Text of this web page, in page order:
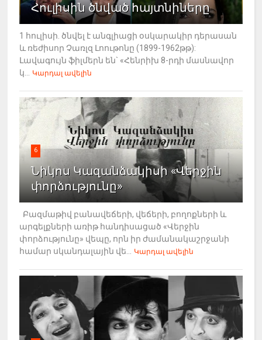
Հուլիսին ծնված հայտնիները
1 հուլիսի. ծնվել է անգլիացի օսկարակիր դերասան
և ռեժիսոր Չառլզ Լոութոնը (1899-1962թթ):
Լավագույն ֆիլմերն են` «Հենրիխ 8-րդի մասնավոր
կ...
Կարդալ ավելին
6
Նիկոս Կազանձակիսի «Վերջին
փորձությունը»
Բազմաթիվ բանավեճերի, վեճերի, բողոքների և
արգելքների առիթ հանդիսացած «Վերջին
փորձությունը» վեպը, որն իր ժամանակաշրջանի
համար սկանդալային վե...
Կարդալ ավելին